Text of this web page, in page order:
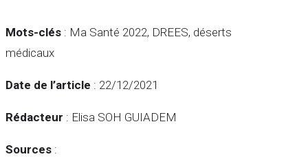
Mots-clés : Ma Santé 2022, DREES, déserts
médicaux
Date de l’article : 22/12/2021
Rédacteur : Elisa SOH GUIADEM
Sources :